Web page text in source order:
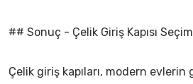
## Sonuç - Çelik Giriş Kapısı
Çelik giriş kapıları, modern